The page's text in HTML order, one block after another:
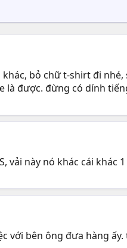
bỏ chữ t-shirt đi
là được. đừng có dính
vải này nó khác cái khác
với bên ông đưa hàng